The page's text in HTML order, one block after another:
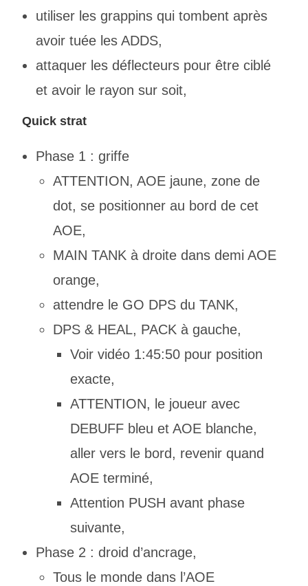
utiliser les grappins qui tombent après
avoir tuée les ADDS,
attaquer les déflecteurs pour être ciblé
et avoir le rayon sur soit,
Quick strat
Phase 1 : griffe
ATTENTION, AOE jaune, zone de
dot, se positionner au bord de cet
AOE,
MAIN TANK à droite dans demi AOE
orange,
attendre le GO DPS du TANK,
DPS & HEAL, PACK à gauche,
Voir vidéo 1:45:50 pour position
exacte,
ATTENTION, le joueur avec
DEBUFF bleu et AOE blanche,
aller vers le bord, revenir quand
AOE terminé,
Attention PUSH avant phase
suivante,
Phase 2 : droid d’ancrage,
Tous le monde dans l’AOE